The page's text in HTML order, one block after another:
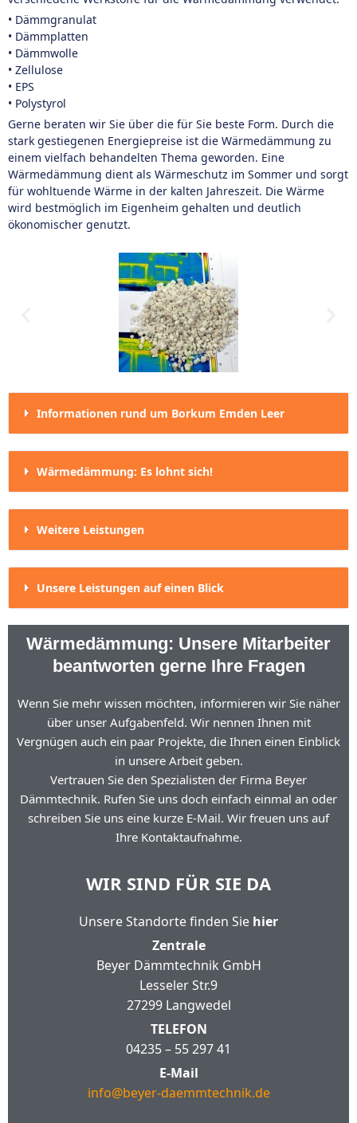
• Dämmgranulat
• Dämmplatten
• Dämmwolle
• Zellulose
• EPS
• Polystyrol
Gerne beraten wir Sie über die für Sie beste Form. Durch die
stark gestiegenen Energiepreise ist die Wärmedämmung zu
einem vielfach behandelten Thema geworden. Eine
Wärmedämmung dient als Wärmeschutz im Sommer und sorgt
für wohltuende Wärme in der kalten Jahreszeit. Die Wärme
wird bestmöglich im Eigenheim gehalten und deutlich
ökonomischer genutzt.
Informationen rund um Borkum Emden Leer
Wärmedämmung: Es lohnt sich!
Weitere Leistungen
Unsere Leistungen auf einen Blick
Wärmedämmung: Unsere Mitarbeiter
beantworten gerne Ihre Fragen
Wenn Sie mehr wissen möchten, informieren wir Sie näher
über unser Aufgabenfeld. Wir nennen Ihnen mit
Vergnügen auch ein paar Projekte, die Ihnen einen Einblick
in unsere Arbeit geben.
Vertrauen Sie den Spezialisten der Firma Beyer
Dämmtechnik. Rufen Sie uns doch einfach einmal an oder
schreiben Sie uns eine kurze E-Mail. Wir freuen uns auf
Ihre Kontaktaufnahme.
WIR SIND FÜR SIE DA
Unsere Standorte finden Sie hier
Zentrale
Beyer Dämmtechnik GmbH
Lesseler Str.9
27299 Langwedel
TELEFON
04235 – 55 297 41
E-Mail
info@beyer-daemmtechnik.de